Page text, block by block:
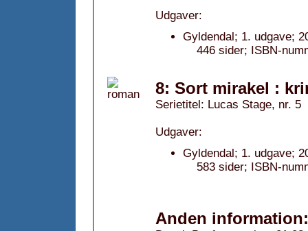
Udgaver:
Gyldendal; 1. udgave;
446 sider; ISBN-
8: Sort mirakel :
Serietitel: Lucas Stage, nr. 5
Udgaver:
Gyldendal; 1. udgave;
583 sider; ISBN-
Anden information: